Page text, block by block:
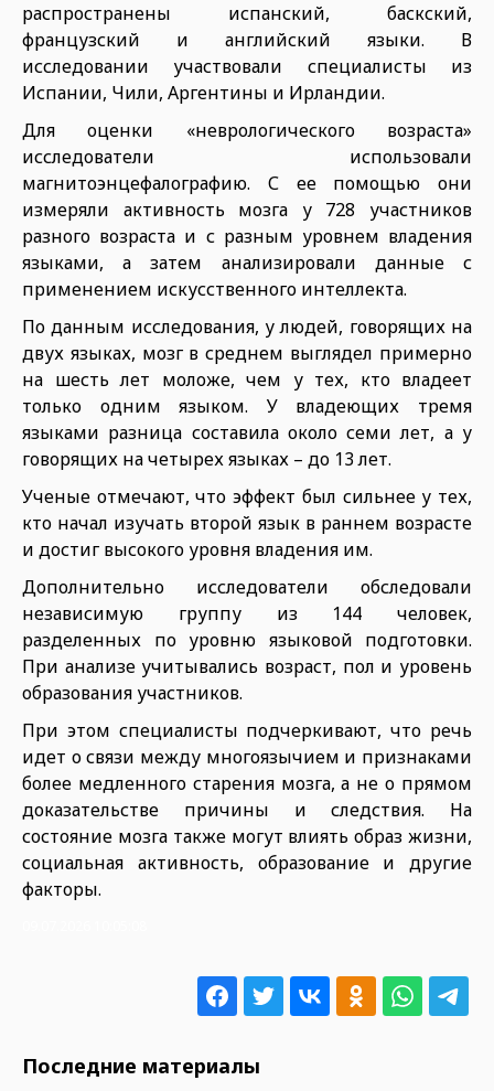
распространены испанский, баскский,
французский и английский языки. В
исследовании участвовали специалисты из
Испании, Чили, Аргентины и Ирландии.
Для оценки «неврологического возраста»
исследователи использовали
магнитоэнцефалографию. С ее помощью они
измеряли активность мозга у 728 участников
разного возраста и с разным уровнем владения
языками, а затем анализировали данные с
применением искусственного интеллекта.
По данным исследования, у людей, говорящих на
двух языках, мозг в среднем выглядел примерно
на шесть лет моложе, чем у тех, кто владеет
только одним языком. У владеющих тремя
языками разница составила около семи лет, а у
говорящих на четырех языках – до 13 лет.
Ученые отмечают, что эффект был сильнее у тех,
кто начал изучать второй язык в раннем возрасте
и достиг высокого уровня владения им.
Дополнительно исследователи обследовали
независимую группу из 144 человек,
разделенных по уровню языковой подготовки.
При анализе учитывались возраст, пол и уровень
образования участников.
При этом специалисты подчеркивают, что речь
идет о связи между многоязычием и признаками
более медленного старения мозга, а не о прямом
доказательстве причины и следствия. На
состояние мозга также могут влиять образ жизни,
социальная активность, образование и другие
факторы.
Последние материалы